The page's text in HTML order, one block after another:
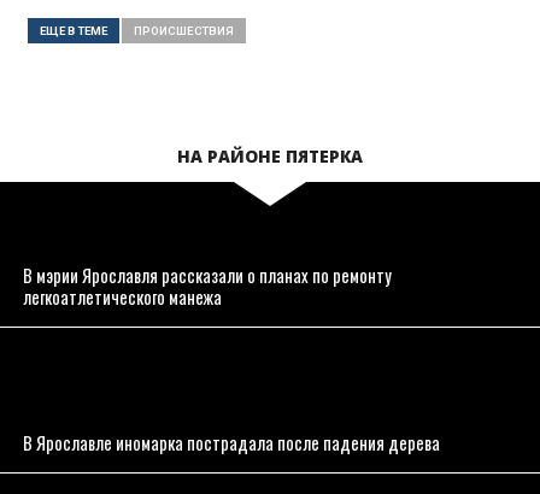
ЕЩЕ В ТЕМЕ ПРОИСШЕСТВИЯ
НА РАЙОНЕ ПЯТЕРКА
В мэрии Ярославля рассказали о планах по ремонту
легкоатлетического манежа
В Ярославле иномарка пострадала после падения дерева